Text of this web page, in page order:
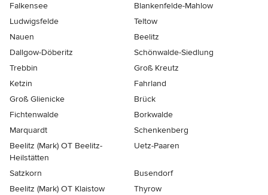
Falkensee
Blankenfelde-Mahlow
Ludwigsfelde
Teltow
Nauen
Beelitz
Dallgow-Döberitz
Schönwalde-Siedlung
Trebbin
Groß Kreutz
Ketzin
Fahrland
Groß Glienicke
Brück
Fichtenwalde
Borkwalde
Marquardt
Schenkenberg
Beelitz (Mark) OT Beelitz-
Heilstätten
Uetz-Paaren
Satzkorn
Busendorf
Beelitz (Mark) OT Klaistow
Thyrow